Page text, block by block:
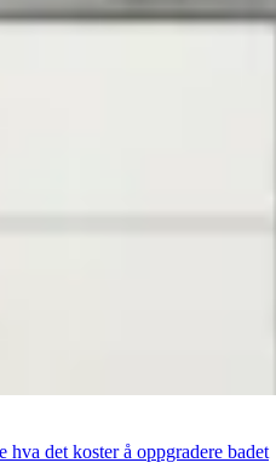
hva det koster å oppgradere badet